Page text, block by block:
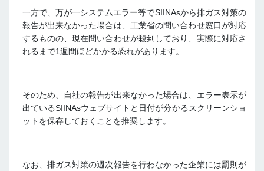
一方で、万が一システムエラー等でSIINAsから排ガス対策の
報告が出来なかった場合は、工業省の問い合わせ窓口が対応
するものの、現在問い合わせが殺到しており、実際に対応さ
れるまで1週間ほどかかる恐れがあります。
そのため、自社の報告が出来なかった場合は、エラー表示が
出ているSIINAsウェブサイトと日付が分かるスクリーンショ
ットを保存しておくことを推奨します。
なお、排ガス対策の週次報告を行わなかった企業には罰則が